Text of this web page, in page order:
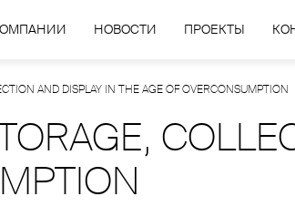
НОВОСТИ ПРОЕКТЫ
AND DISPLAY IN THE AGE OF OVERCONSUMPTION